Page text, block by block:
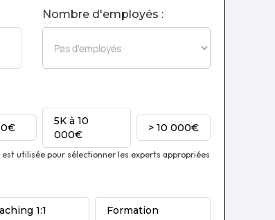
Nombre d'employés :
5K à 10
000€
> 10 000€
utilisée pour sélectionner les experts appropriées
1:1 Formation